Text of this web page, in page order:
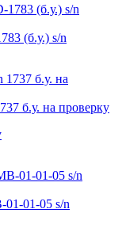
(б.у.) s/n
б.у. на проверку
01-05 s/n